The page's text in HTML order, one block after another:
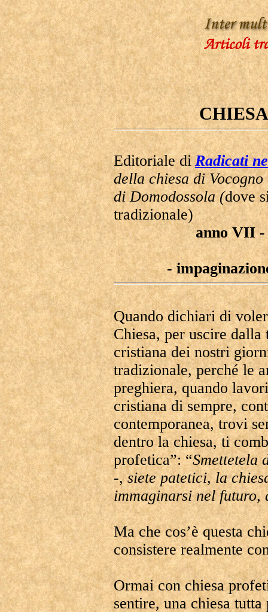
Editoriale di Radicati
della chiesa di
di Domodossola (dove
tradizionale)
anno VII -
-
Quando dichiari di
Chiesa, per uscire
cristiana dei nostri
tradizionale, perché le
preghiera, quando
cristiana di sempre,
contemporanea, trovi
dentro la chiesa, ti
profetica”: “Smettetela
-,siete patetici, la
immaginarsi nel futuro,
Ma che cos’è questa
consistere realmente
Ormai con chiesa
sentire, una chiesa